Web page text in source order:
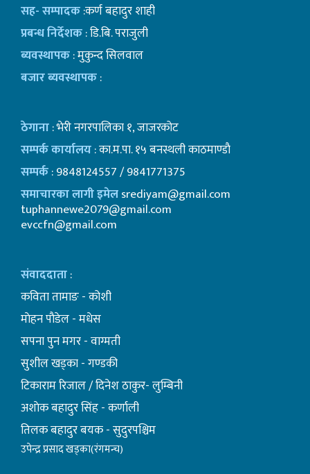
सह- सम्पादक:कर्ण बहादुर शाही
प्रबन्ध निर्देशक: डि.बि. पराजुली
ब्यवस्थापक: मुकुन्द सिलवाल
बजार ब्यवस्थापक:
ठेगाना: भेरी नगरपालिका १, जाजरकोट
सम्पर्क कार्यालय: का.म.पा. १५ बनस्थली काठमाण्डाै
सम्पर्क: 9848124557 / 9841771375
समाचारका लागी इमेलsrediyam@gmail.com
tuphannewe2079@gmail.com
evccfn@gmail.com
संवाददाता:
कविता तामाङ - कोशी
माेहन पाैडेल - मधेस
सपना पुन मगर - वाग्मती
सुशील खड्का - गण्डकी
टिकाराम रिजाल / दिनेश ठाकुर- लुम्बिनी
अशाेक बहादुर सिंह - कर्णाली
तिलक बहादुर बयक - सुदुरपश्चिम
उपेन्द्र प्रसाद खड्का(रंगमन्च)